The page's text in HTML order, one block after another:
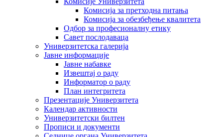
Комисија за претходна питања
Комисија за обезбеђење квалитета
Одбор за професионалну етику
Савет послодаваца
Универзитетска галерија
Јавне информације
Јавне набавке
Извештај о раду
Информатор о раду
План интегритета
Презентације Универзитета
Календар активности
Универзитетски билтен
Прописи и документи